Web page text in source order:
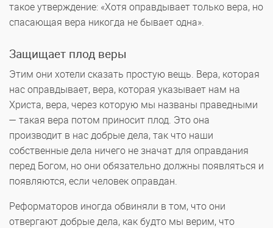
такое утверждение: «Хотя оправдывает только вера, но
спасающая вера никогда не бывает одна».
Защищает плод веры
Этим они хотели сказать простую вещь. Вера, которая
нас оправдывает, вера, которая указывает нам на
Христа, вера, через которую мы названы праведными
— такая вера потом приносит плод. Это она
производит в нас добрые дела, так что наши
собственные дела ничего не значат для оправдания
перед Богом, но они обязательно должны появляться и
появляются, если человек оправдан.
Реформаторов иногда обвиняли в том, что они
отвергают добрые дела, как будто мы верим, что